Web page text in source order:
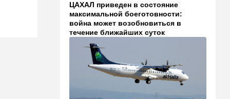
гумпомощи
11:43 В мире
К программе "спасем
Россию" от топливного
кризиса присоединилась
еще одна страна
Израиль
ЦАХАЛ приведен в состояние
максимальной боеготовности:
война может возобновиться в
течение ближайших суток